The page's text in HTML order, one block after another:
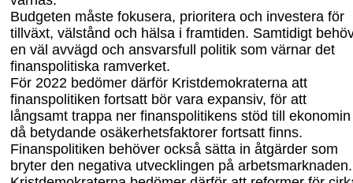
Budgeten måste fokusera, prioritera och investera för
tillväxt, välstånd och hälsa i framtiden. Samtidigt
en väl avvägd och ansvarsfull politik som värnar det
finanspolitiska ramverket.
För 2022 bedömer därför Kristdemokraterna att
finanspolitiken fortsatt bör vara expansiv, för att
långsamt trappa ner finanspolitikens stöd till ekonomin
då betydande osäkerhetsfaktorer fortsatt finns.
Finanspolitiken behöver också sätta in åtgärder som
bryter den negativa utvecklingen på arbetsmarknaden.